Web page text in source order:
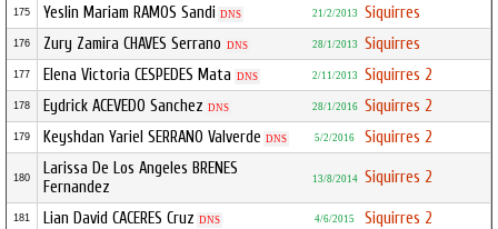
175 Yeslin Mariam RAMOS Sandi DNS 21/2/2013 Siquirres
176 Zury Zamira CHAVES Serrano DNS 28/1/2013 Siquirres
177 Elena Victoria CESPEDES Mata DNS 2/11/2013 Siquirres 2
178 Eydrick ACEVEDO Sanchez DNS 28/1/2016 Siquirres 2
179 Keyshdan Yariel SERRANO Valverde DNS 5/2/2016 Siquirres 2
180
Larissa De Los Angeles BRENES
Fernandez
13/8/2014 Siquirres 2
181 Lian David CACERES Cruz DNS 4/6/2015 Siquirres 2